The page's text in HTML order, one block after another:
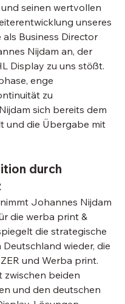
seinen wertvollen
unseres
Business Director
Nijdam an, der
Display zu uns stößt.
enge
zu
sich bereits dem
und die Übergabe mit
durch
Johannes Nijdam
die werba print &
die strategische
wieder, die
und Werba print.
zwischen beiden
und den deutschen